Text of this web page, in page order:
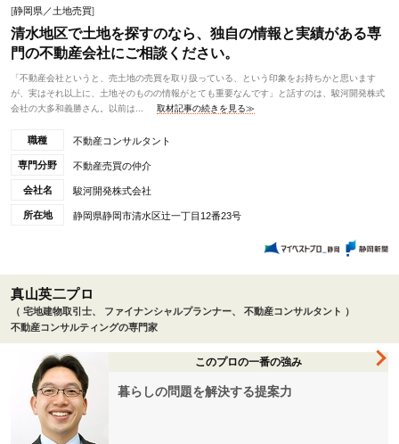
[静岡県／土地売買]
清水地区で土地を探すのなら、独自の情報と実績がある専
門の不動産会社にご相談ください。
「不動産会社というと、売土地の売買を取り扱っている、という印象をお持ちかと思います
が、実はそれ以上に、土地そのものの情報がとても重要なんです」と話すのは、駿河開発株式
会社の大多和義勝さん。以前は...
取材記事の続きを見る≫
職種 不動産コンサルタント
専門分野 不動産売買の仲介
会社名 駿河開発株式会社
所在地 静岡県静岡市清水区辻一丁目12番23号
真山英二プロ
（ 宅地建物取引士、 ファイナンシャルプランナー、 不動産コンサルタント ）
不動産コンサルティングの専門家
このプロの一番の強み
暮らしの問題を解決する提案力